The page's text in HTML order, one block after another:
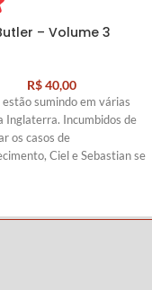
– Volume 3
R$40,00
estão sumindo em várias
Inglaterra. Incumbidos de
os casos de
Ciel e Sebastian se
trupe de um circo
que parece ser a chave do
Um palhaço misteriosos
malabares cor de